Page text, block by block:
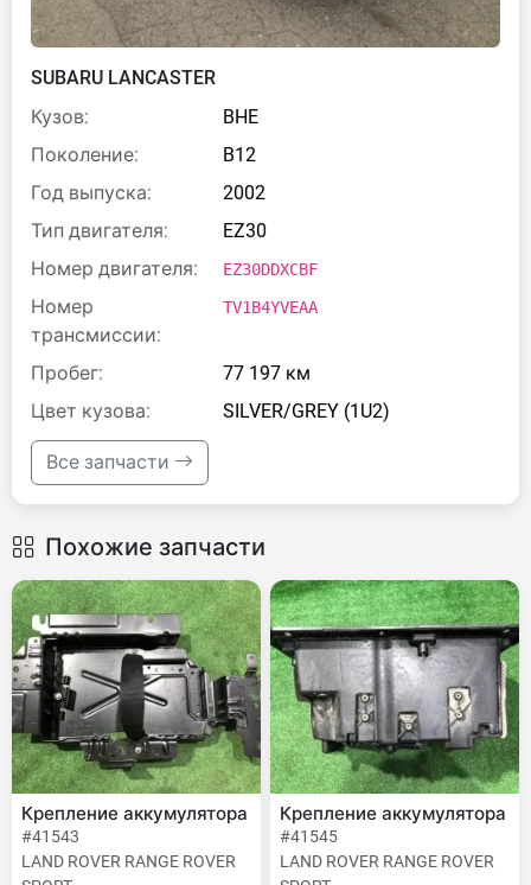
SUBARU LANCASTER
Кузов:
BHE
Поколение:
B12
Год выпуска:
2002
Тип двигателя:
EZ30
Номер двигателя:
EZ30DDXCBF
Номер
трансмиссии:
TV1B4YVEAA
Пробег:
77 197 км
Цвет кузова:
SILVER/GREY (1U2)
Все запчасти
Похожие запчасти
Крепление аккумулятора
#41543
LAND ROVER RANGE ROVER
Крепление аккумулятора
#41545
LAND ROVER RANGE ROVER